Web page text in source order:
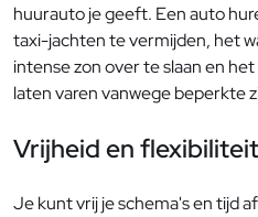
huurauto je geeft. Een auto
taxi-jachten te vermijden, het
intense zon over te slaan en
laten varen vanwege beperkte
Vrijheid en flexibiliteit
Je kunt vrij je schema's en tijd